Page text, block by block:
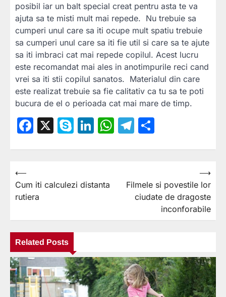
posibil iar un balt special creat pentru asta te va
ajuta sa te misti mult mai repede. Nu trebuie sa
cumperi unul care sa iti ocupe mult spatiu trebuie
sa cumperi unul care sa iti fie util si care sa te ajute
sa iti imbraci cat mai repede copilul. Acest lucru
este recomandat mai ales in anotimpurile reci cand
vrei sa iti stii copilul sanatos. Materialul din care
este realizat trebuie sa fie calitativ ca tu sa te poti
bucura de el o perioada cat mai mare de timp.
Facebook
X Skype
LinkedIn
WhatsApp
Telegram
Navigare
în
⟵
Cum iti calculezi distanta
rutiera
Filmele si povestile lor
ciudate de dragoste
inconforabile
⟶
Related Posts